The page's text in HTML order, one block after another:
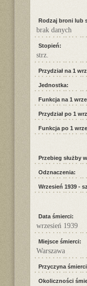
Rodzaj broni lub
brak danych
Stopień:
strz.
Przydział na 1
Jednostka:
Funkcja na 1
Przydział po 1
Funkcja po 1
Przebieg służby
Odznaczenia:
Wrzesień 1939 -
Data śmierci:
wrzesień 1939
Miejsce śmierci:
Warszawa
Przyczyna
Okoliczności